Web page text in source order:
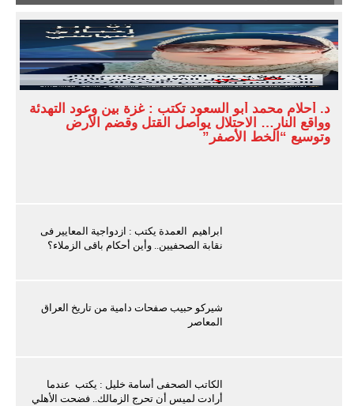
د. أحلام محمد أبو السعود تكتب : غزة بين وعود التهدئة
وواقع النار… الاحتلال يواصل القتل وقضم الأرض
وتوسيع “الخط الأصفر”
ابراهيم العمدة يكتب : ازدواجية المعايير فى
نقابة الصحفيين.. وأين أحكام باقى الزملاء؟
شيركو حبيب صفحات دامية من تاريخ العراق
المعاصر
الكاتب الصحفى أسامة خليل : يكتب عندما
أرادت لميس أن تحرج الزمالك.. فضحت الأهلي